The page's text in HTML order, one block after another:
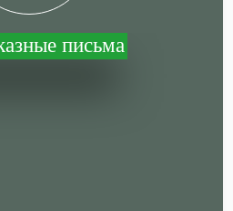
письма